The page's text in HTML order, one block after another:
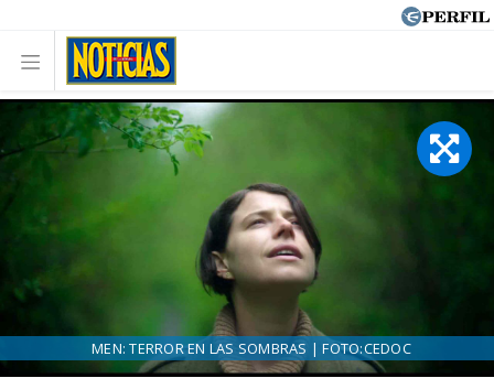
MEN: TERROR EN LAS SOMBRAS | FOTO:CEDOC